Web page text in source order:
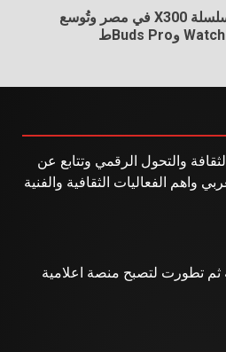
شركة vivo تُطلق رسميًا سلسلة X300 في مصر وتُوسع
والتحول الرقمي وتتابع عن
واهم الفعاليات الثقافية والفنية
ثم تطورت لتصبح منصة اعلامية